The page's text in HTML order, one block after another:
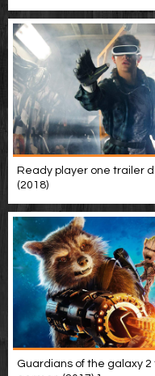
Ready player one trailer
(2018)
Guardians of the galaxy